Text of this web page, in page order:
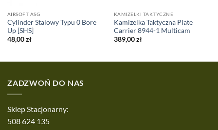
AIRSOFT ASG
Cylinder Stalowy Typu 0 Bore
Up [SHS]
48,00zł
KAMIZELKI TAKTYCZNE
Kamizelka Taktyczna Plate
Carrier 8944-1 Multicam
389,00zł
ZADZWOŃ DO NAS
Sklep Stacjonarny:
508 624 135